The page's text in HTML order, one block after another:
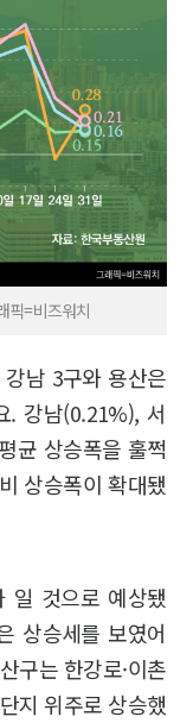
픽=비즈워치
남 3구와 용산은
. 강남(0.21%), 서
균 상승폭을 훌쩍
상승폭이 확대됐
일 것으로 예상됐
상승세를 보였어
구는 한강로·이촌
지 위주로 상승했